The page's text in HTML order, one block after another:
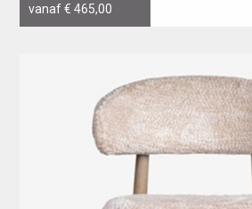
vanaf € 465,00